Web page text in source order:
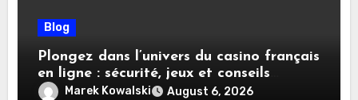
Blog
Plongez dans l’univers du casino français
en ligne : sécurité, jeux et conseils
pratiques
Marek Kowalski August 6, 2026